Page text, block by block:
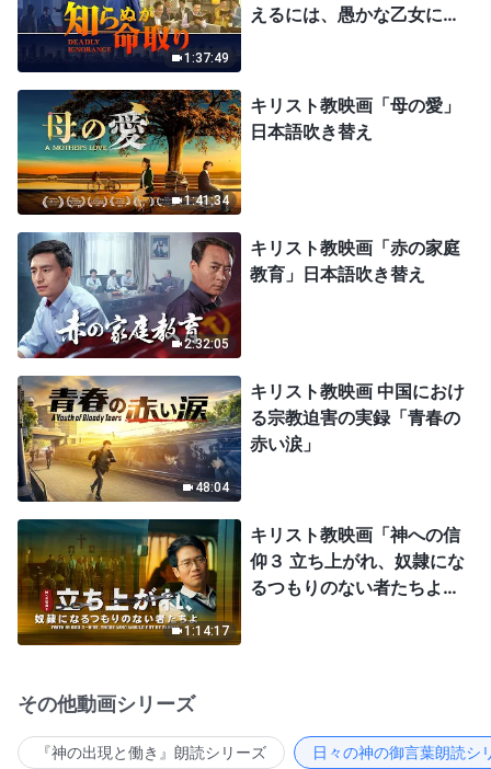
1:37:49
えるには、愚かな乙女にな
1:41:34
キリスト教映画「母の愛」
日本語吹き替え
2:32:05
キリスト教映画「赤の家庭
教育」日本語吹き替え
48:04
キリスト教映画 中国におけ
る宗教迫害の実録「青春の
赤い涙」
1:14:17
キリスト教映画「神への信
仰３ 立ち上がれ、奴隷にな
るつもりのない者たちよ」
その他動画シリーズ
『神の出現と働き』朗読シリーズ 日々の神の御言葉朗読シ